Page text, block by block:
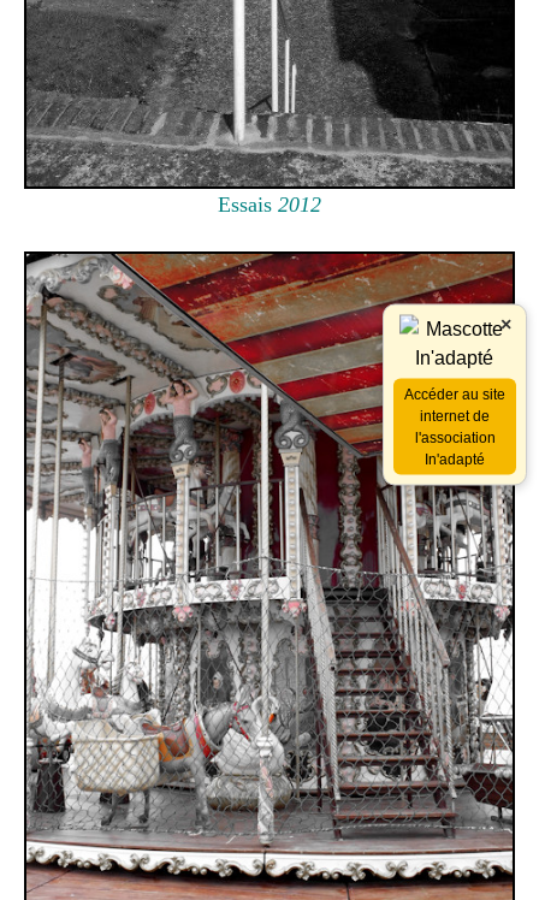
Essais 2012
×
Accéder au site
internet de
l'association
In'adapté